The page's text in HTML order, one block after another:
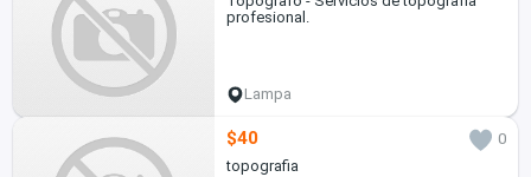
profesional.
Lampa
$40
0
topografia